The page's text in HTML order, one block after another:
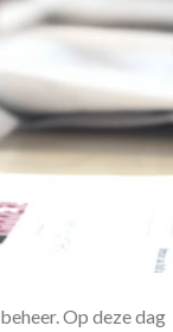
Op deze dag